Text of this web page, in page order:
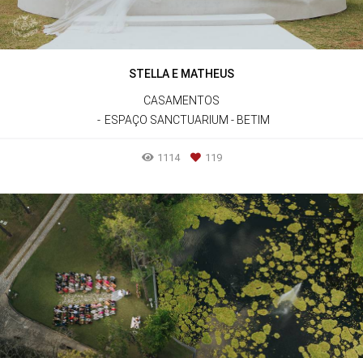
STELLA E MATHEUS
CASAMENTOS
ESPAÇO SANCTUARIUM - BETIM
1114 119